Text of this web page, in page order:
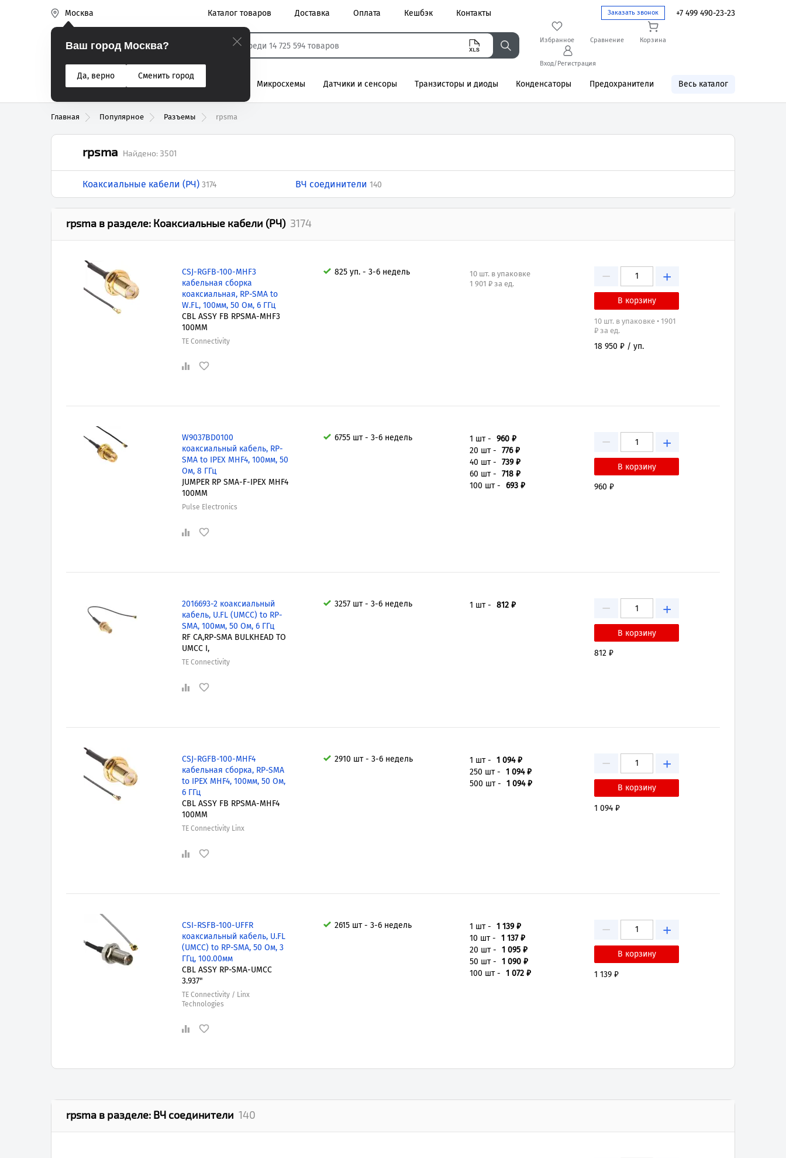
Москва Заказать звонок +7 499 490-23-23
Каталог товаров Доставка Оплата Кешбэк Контакты
Реле электромагнитные
Эиком Избранное Сравнение Корзина
Вход/Регистрация
Ваш город Москва?
Да, верно
Сменить город
% Акции
Разъемы Вентиляторы Микросхемы Датчики и сенсоры Транзисторы и диоды Конденсаторы Предохранители Весь каталог
Главная Популярное Разъемы rpsma
rpsma Найдено: 3501
Коаксиальные кабели (РЧ) 3174 ВЧ соединители 140
rpsma в разделе: Коаксиальные кабели (РЧ) 3174
CSJ-RGFB-100-MHF3
кабельная сборка
коаксиальная, RP-SMA to
W.FL, 100мм, 50 Ом, 6 ГГц
CBL ASSY FB RPSMA-MHF3
100MM
TE Connectivity
825 уп. - 3-6 недель
10 шт. в упаковке
1 901 ₽ за ед.
− +
10 шт. в упаковке • 1901
₽ за ед.
18 950 ₽ / уп.
W9037BD0100
коаксиальный кабель, RP-
SMA to IPEX MHF4, 100мм, 50
Ом, 8 ГГц
JUMPER RP SMA-F-IPEX MHF4
100MM
Pulse Electronics
6755 шт - 3-6 недель 1 шт - 960 ₽
20 шт - 776 ₽
40 шт - 739 ₽
60 шт - 718 ₽
100 шт - 693 ₽
− +
960 ₽
2016693-2 коаксиальный
кабель, U.FL (UMCC) to RP-
SMA, 100мм, 50 Ом, 6 ГГц
RF CA,RP-SMA BULKHEAD TO
UMCC I,
TE Connectivity
3257 шт - 3-6 недель 1 шт - 812 ₽ − +
812 ₽
CSJ-RGFB-100-MHF4
кабельная сборка, RP-SMA
to IPEX MHF4, 100мм, 50 Ом,
6 ГГц
CBL ASSY FB RPSMA-MHF4
100MM
TE Connectivity Linx
2910 шт - 3-6 недель 1 шт - 1 094 ₽
250 шт - 1 094 ₽
500 шт - 1 094 ₽
− +
1 094 ₽
CSI-RSFB-100-UFFR
коаксиальный кабель, U.FL
(UMCC) to RP-SMA, 50 Ом, 3
ГГц, 100.00мм
CBL ASSY RP-SMA-UMCC
3.937"
TE Connectivity / Linx
Technologies
2615 шт - 3-6 недель 1 шт - 1 139 ₽
10 шт - 1 137 ₽
20 шт - 1 095 ₽
50 шт - 1 090 ₽
100 шт - 1 072 ₽
− +
1 139 ₽
rpsma в разделе: ВЧ соединители 140